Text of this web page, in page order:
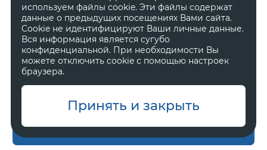
2024 год
Полный
52 391 км.
Автоматическая
2 л, 238 л.с.
Внедорожник 5 дв.
В наличии Один владелец
Оставить заявку
используем файлы cookie. Эти файлы содержат
данные о предыдущих посещениях Вами сайта.
Cookie не идентифицируют Ваши личные данные.
Вся информация является сугубо
конфиденциальной. При необходимости Вы
можете отключить cookie с помощью настроек
браузера.
Принять и закрыть